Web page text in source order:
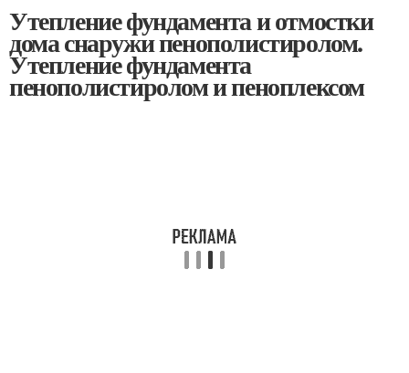
Утепление фундамента и отмостки
дома снаружи пенополистиролом.
Утепление фундамента
пенополистиролом и пеноплексом